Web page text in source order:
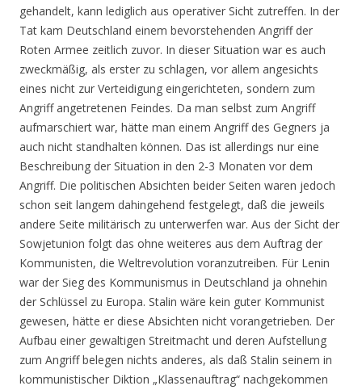
gehandelt, kann lediglich aus operativer Sicht zutreffen. In der
Tat kam Deutschland einem bevorstehenden Angriff der
Roten Armee zeitlich zuvor. In dieser Situation war es auch
zweckmäßig, als erster zu schlagen, vor allem angesichts
eines nicht zur Verteidigung eingerichteten, sondern zum
Angriff angetretenen Feindes. Da man selbst zum Angriff
aufmarschiert war, hätte man einem Angriff des Gegners ja
auch nicht standhalten können. Das ist allerdings nur eine
Beschreibung der Situation in den 2-3 Monaten vor dem
Angriff. Die politischen Absichten beider Seiten waren jedoch
schon seit langem dahingehend festgelegt, daß die jeweils
andere Seite militärisch zu unterwerfen war. Aus der Sicht der
Sowjetunion folgt das ohne weiteres aus dem Auftrag der
Kommunisten, die Weltrevolution voranzutreiben. Für Lenin
war der Sieg des Kommunismus in Deutschland ja ohnehin
der Schlüssel zu Europa. Stalin wäre kein guter Kommunist
gewesen, hätte er diese Absichten nicht vorangetrieben. Der
Aufbau einer gewaltigen Streitmacht und deren Aufstellung
zum Angriff belegen nichts anderes, als daß Stalin seinem in
kommunistischer Diktion „Klassenauftrag“ nachgekommen